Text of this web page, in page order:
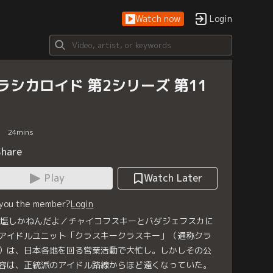
Watch now Login
シカロイド 第2シリーズ 第11
24mins
Play
Watch Later
the member?Login
しかねんだよ／チャイコフスキーとバダジェフスカに
イドルユニット「クラスキークラスキー」（通称クラ
は、日本各地を回る営業活動で大忙し。しかしその公
は、正統派のアイドル路線からほど遠くなっていた。